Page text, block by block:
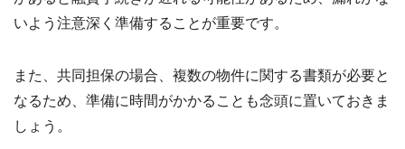
いよう注意深く準備することが重要です。
また、共同担保の場合、複数の物件に関する書類が必要と
なるため、準備に時間がかかることも念頭に置いておきま
しょう。